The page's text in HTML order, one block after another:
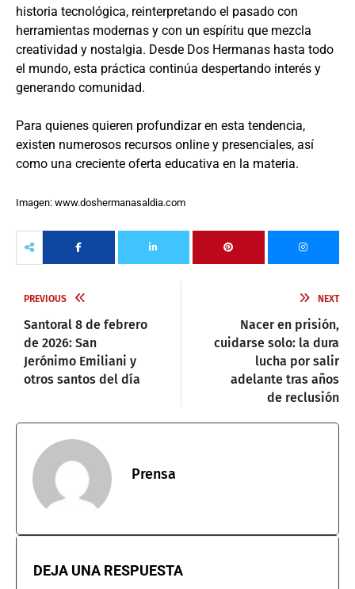
historia tecnológica, reinterpretando el pasado con
herramientas modernas y con un espíritu que mezcla
creatividad y nostalgia. Desde Dos Hermanas hasta todo
el mundo, esta práctica continúa despertando interés y
generando comunidad.
Para quienes quieren profundizar en esta tendencia,
existen numerosos recursos online y presenciales, así
como una creciente oferta educativa en la materia.
Imagen: www.doshermanasaldia.com
PREVIOUS
Santoral 8 de febrero
de 2026: San
Jerónimo Emiliani y
otros santos del día
NEXT
Nacer en prisión,
cuidarse solo: la dura
lucha por salir
adelante tras años
de reclusión
Prensa
DEJA UNA RESPUESTA